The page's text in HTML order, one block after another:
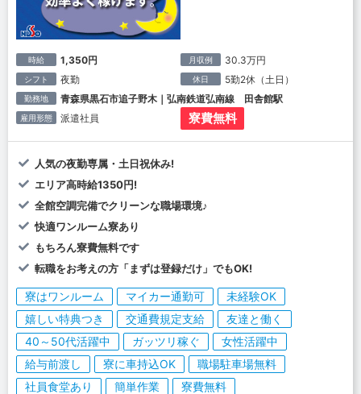
時給 1,350円 月収例 30.3万円
シフト 夜勤 休日 5勤2休（土日）
勤務地 青森県黒石市追子野木｜弘南鉄道弘南線 田舎館駅
雇用形態 派遣社員 寮費無料
人気の夜勤専属・土日祝休み!
エリア高時給1350円!
全館空調完備でクリーンな職場環境♪
快適ワンルーム寮あり
もちろん寮費無料です
転職をお考えの方「まずは登録だけ」でもOK!
寮はワンルーム マイカー通勤可
未経験OK
嬉しい特典つき
交通費規定支給
友達と働く
40～50代活躍中
ガッツリ稼ぐ
女性活躍中
給与前渡し
寮に車持込OK
職場駐車場無料
社員食堂あり
簡単作業 寮費無料